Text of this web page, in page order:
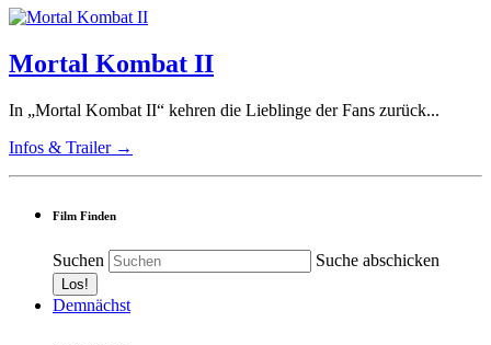
Mortal Kombat II
In „Mortal Kombat II“ kehren die Lieblinge der Fans zurück...
Infos & Trailer →
Film Finden
Suchen Suche abschicken
Demnächst